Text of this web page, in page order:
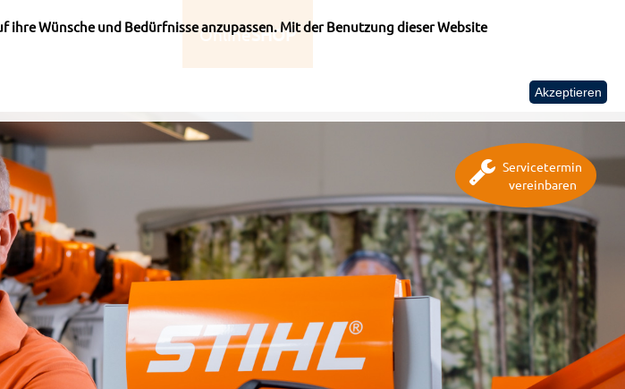
Wünsche und Bedürfnisse anzupassen. Mit der Benutzung dieser Website
Akzeptieren
OnlineSHOP
Servicetermin
vereinbaren